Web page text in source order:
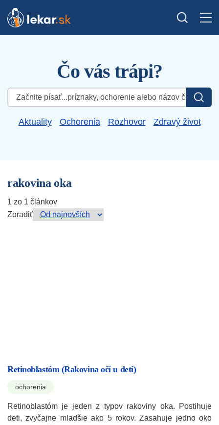
Čo vás trápi?
Hľadať:
Aktuality Ochorenia Rozhovor Zdravý život
rakovina oka
1 zo 1 článkov
Zoradiť
Retinoblastóm (Rakovina očí u detí)
ochorenia
Retinoblastóm je jeden z typov rakoviny oka. Postihuje
deti, zvyčajne mladšie ako 5 rokov. Zasahuje jedno oko